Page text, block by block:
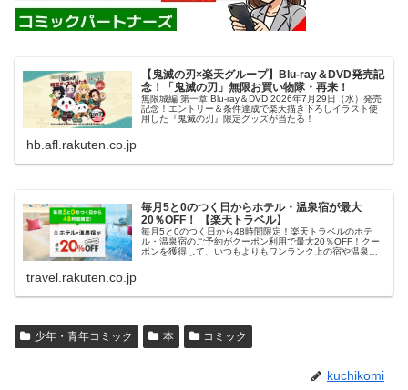
【鬼滅の刃×楽天グループ】Blu-ray＆DVD発売記
念！「鬼滅の刃」無限お買い物隊・再来！
無限城編 第一章 Blu-ray＆DVD 2026年7月29日（水）発売
記念！エントリー＆条件達成で楽天描き下ろしイラスト使
用した『鬼滅の刃』限定グッズが当たる！
hb.afl.rakuten.co.jp
毎月5と0のつく日からホテル・温泉宿が最大
20％OFF！ 【楽天トラベル】
毎月5と0のつく日から48時間限定！楽天トラベルのホテ
ル・温泉宿のご予約がクーポン利用で最大20％OFF！クー
ポンを獲得して、いつもよりもワンランク上の宿や温泉宿
travel.rakuten.co.jp
少年・青年コミック 本 コミック
kuchikomi